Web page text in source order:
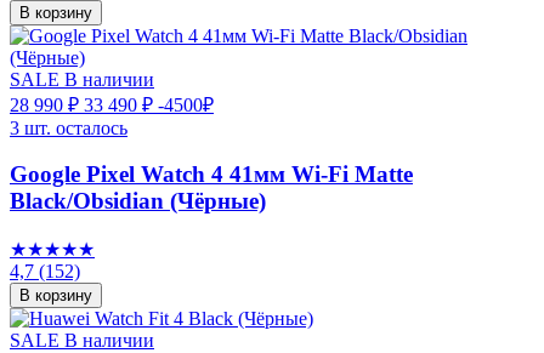
В корзину
SALE В наличии
28 990 ₽ 33 490 ₽ -4500₽
3 шт. осталось
Google Pixel Watch 4 41мм Wi-Fi Matte
Black/Obsidian (Чёрные)
★★★★★
4,7 (152)
В корзину
SALE В наличии